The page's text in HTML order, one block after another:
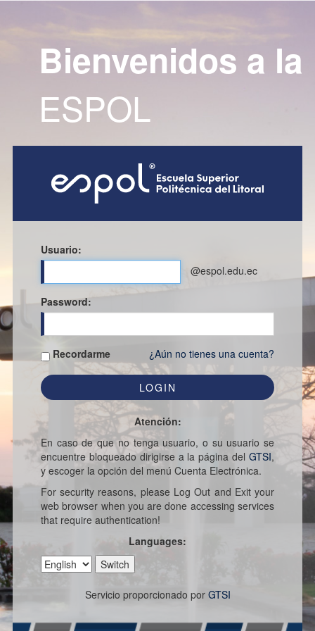
Bienvenidos a la
ESPOL
Usuario:
@espol.edu.ec
Password:
Recordarme ¿Aún no tienes una cuenta?
Atención:
En caso de que no tenga usuario, o su usuario se
encuentre bloqueado dirigirse a la página delGTSI,
y escoger la opción del menú Cuenta Electrónica.
For security reasons, please Log Out and Exit your
web browser when you are done accessing services
that require authentication!
Languages:
Servicio proporcionado por GTSI